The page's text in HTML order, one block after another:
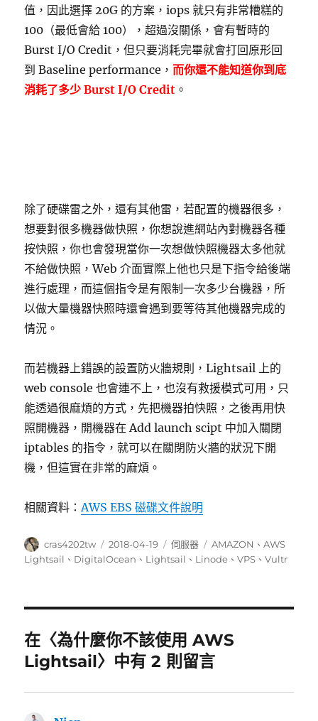
值，因此選擇 20G 的方案，iops 就只有非常糟糕的
100（最低會給 100），超過沒關係，會有暫時的
Burst I/O Credit，但只要消耗完畢就會打回原形回
到 Baseline performance，而你還不能知道你到底
消耗了多少 Burst I/O Credit 。
除了硬碟雷之外，還有其他雷，若配置的機器很多，
想要對很多機器做快照，你想說進網站內對機器各種
按快照，你也會發現當你一次想做快照機器太多他就
不給做快照，Web 介面實際上他也只是下指令給後端
進行處理，而這個指令是有限制一次多少台機器，所
以做大量機器快照時還會遇到要等待其他機器完成的
情況。
而若機器上錯誤的設置防火牆規則，Lightsail 上的
web console 也會連不上，也沒有救援模式可用，只
能透過很麻煩的方式，先把機器拍快照，之後再用快
照開機器，開機器在 Add launch scipt 中加入關閉
iptables 的指令，就可以在關閉防火牆的狀況下開
機，但這實在非常的麻煩。
相關資料：AWS EBS 磁碟文件說明
作
者
cras4202tw
發
佈
2018-04-19
分
類
伺服器
標
籤
AMAZON 、AWS
Lightsail 、 DigitalOcean 、 Lightsail 、 Linode 、VPS 、Vultr
在〈為什麼你不該使用 AWS
Lightsail〉中有 2 則留言